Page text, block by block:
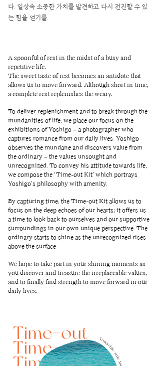
다. 일상속 소중한 가치를 발견하고 다시 전진할 수 있
는 힘을 얻기를.
A spoonful of rest in the midst of a busy and
repetitive life.
The sweet taste of rest becomes an antidote that
allows us to move forward. Although short in time,
a complete rest replenishes the weary.
To deliver replenishment and to break through the
mundanities of life, we place our focus on the
exhibitions of Yoshigo – a photographer who
captures romance from our daily lives. Yoshigo
observes the mundane and discovers value from
the ordinary – the values unsought and
unrecognized. To convey his attitude towards life,
we compose the ‘Time-out Kit’ which portrays
Yoshigo’s philosophy with amenity.
By capturing time, the Time-out Kit allows us to
focus on the deep echoes of our hearts; it offers us
a time to look back to ourselves and our supportive
surroundings in our own unique perspective. The
ordinary starts to shine as the unrecognized rises
above the surface.
We hope to take part in your shining moments as
you discover and treasure the irreplaceable values,
and to finally find strength to move forward in our
daily lives.